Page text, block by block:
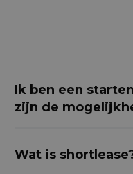
Ik ben een
zijn de
Wat is